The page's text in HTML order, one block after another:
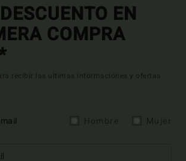
EN
COMPRA
recibir las ultimas informaciones y ofertas